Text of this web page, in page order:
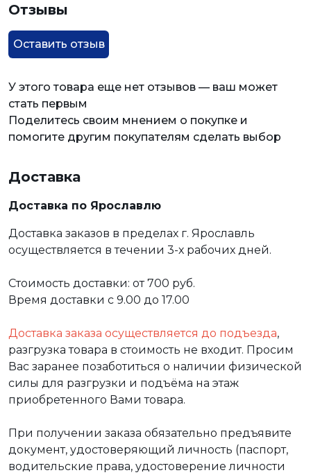
Отзывы
Оставить отзыв
У этого товара еще нет отзывов — ваш может
стать первым
Поделитесь своим мнением о покупке и
помогите другим покупателям сделать выбор
Доставка
Доставка по Ярославлю
Доставка заказов в пределах г. Ярославль
осуществляется в течении 3-х рабочих дней.
Стоимость доставки: от 700 руб.
Время доставки с 9.00 до 17.00
Доставка заказа осуществляется до подъезда,
разгрузка товара в стоимость не входит. Просим
Вас заранее позаботиться о наличии физической
силы для разгрузки и подъёма на этаж
приобретенного Вами товара.
При получении заказа обязательно предъявите
документ, удостоверяющий личность (паспорт,
водительские права, удостоверение личности